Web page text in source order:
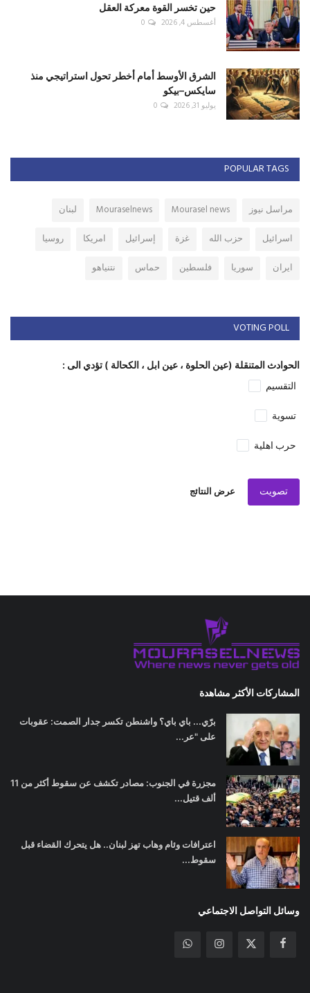
حين تخسر القوة معركة العقل
أغسطس 4, 2026 0
الشرق الأوسط أمام أخطر تحول استراتيجي منذ
سايكس–بيكو
يوليو 31, 2026 0
POPULAR TAGS
مراسل نيوز Mourasel news
Mouraselnews
لبنان
اسرائيل
حزب الله غزة إسرائيل امريكا
روسيا
ايران
سوريا فلسطين حماس نتنياهو
VOTING POLL
الحوادث المتنقلة (عين الحلوة ، عين ابل ، الكحالة ) تؤدي الى :
التقسيم
تسوية
حرب اهلية
تصويت عرض النتائج
المشاركات الأكثر مشاهدة
برّي... باي باي؟ واشنطن تكسر جدار الصمت: عقوبات
على "عر...
مجزرة في الجنوب: مصادر تكشف عن سقوط أكثر من 11
ألف قتيل...
اعترافات وئام وهاب تهز لبنان.. هل يتحرك القضاء قبل
سقوط...
وسائل التواصل الاجتماعي